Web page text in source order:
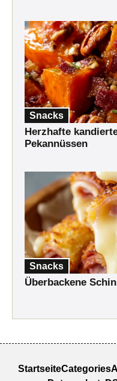
Snacks
Herzhafte
Pekannüssen
Snacks
Überbackene
StartseiteCategories